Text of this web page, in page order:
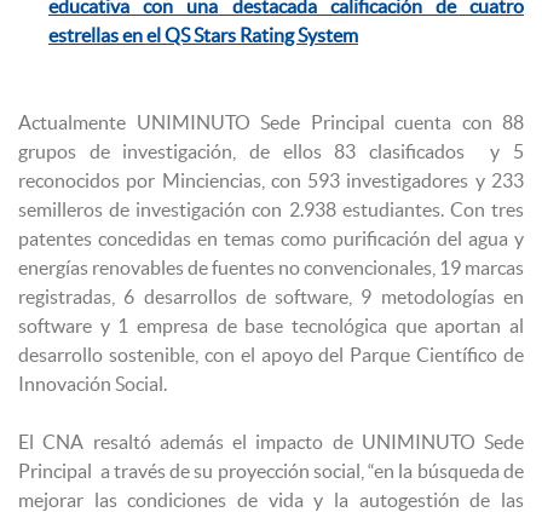
educativa con una destacada calificación de cuatro
estrellas en el QS Stars Rating System
Actualmente UNIMINUTO Sede Principal cuenta con 88
grupos de investigación, de ellos 83 clasificados y 5
reconocidos por Minciencias, con 593 investigadores y 233
semilleros de investigación con 2.938 estudiantes. Con tres
patentes concedidas en temas como purificación del agua y
energías renovables de fuentes no convencionales, 19 marcas
registradas, 6 desarrollos de software, 9 metodologías en
software y 1 empresa de base tecnológica que aportan al
desarrollo sostenible, con el apoyo del Parque Científico de
Innovación Social.
El CNA resaltó además el impacto de UNIMINUTO Sede
Principal a través de su proyección social, “en la búsqueda de
mejorar las condiciones de vida y la autogestión de las